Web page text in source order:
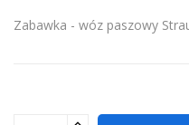
Zabawka - wóz paszowy